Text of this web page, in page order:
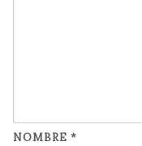
NOMBRE *